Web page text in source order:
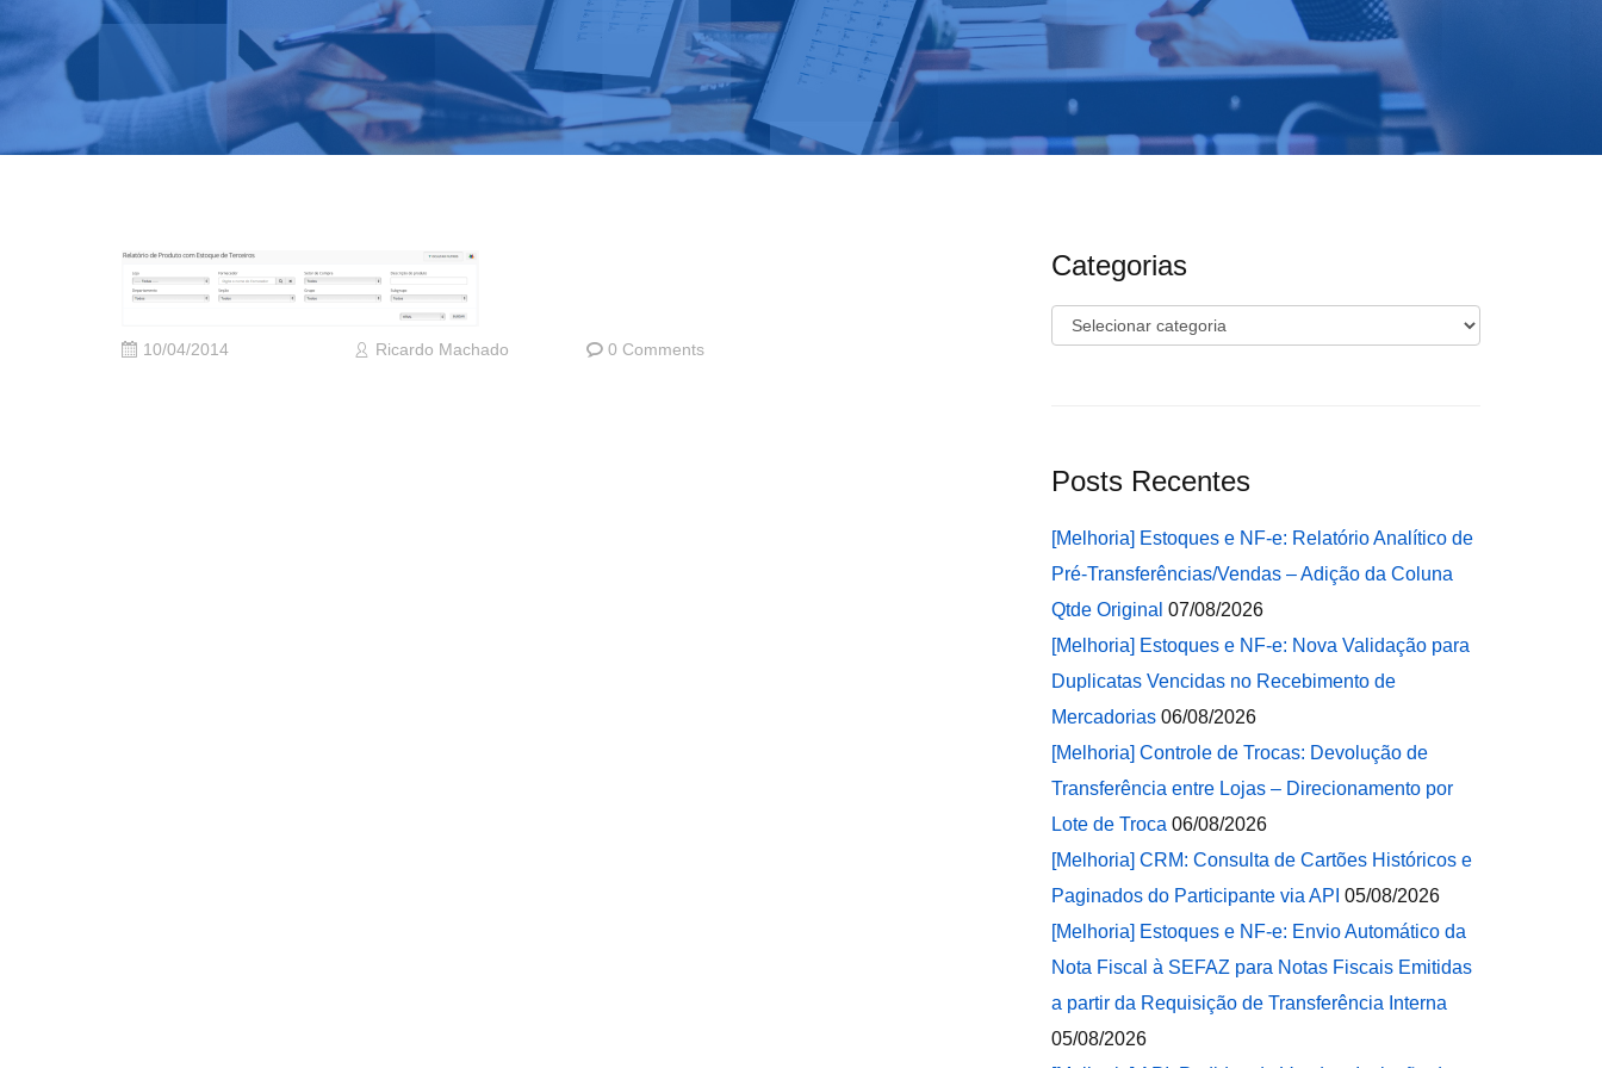
10/04/2014 Ricardo Machado 0 Comments
Categorias
Categorias
Posts Recentes
[Melhoria] Estoques e NF-e: Relatório Analítico de
Pré-Transferências/Vendas – Adição da Coluna
Qtde Original 07/08/2026
[Melhoria] Estoques e NF-e: Nova Validação para
Duplicatas Vencidas no Recebimento de
Mercadorias 06/08/2026
[Melhoria] Controle de Trocas: Devolução de
Transferência entre Lojas – Direcionamento por
Lote de Troca 06/08/2026
[Melhoria] CRM: Consulta de Cartões Históricos e
Paginados do Participante via API 05/08/2026
[Melhoria] Estoques e NF-e: Envio Automático da
Nota Fiscal à SEFAZ para Notas Fiscais Emitidas
a partir da Requisição de Transferência Interna
05/08/2026